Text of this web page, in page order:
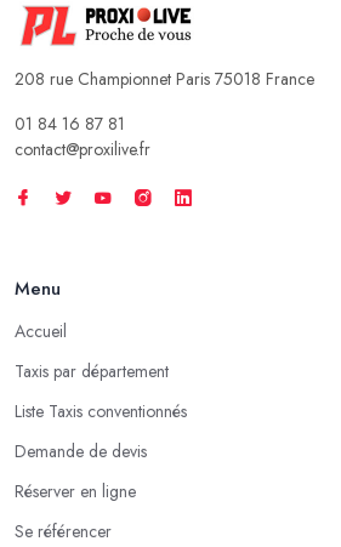
208 rue Championnet Paris 75018 France
01 84 16 87 81
contact@proxilive.fr
Menu
Accueil
Taxis par département
Liste Taxis conventionnés
Demande de devis
Réserver en ligne
Se référencer